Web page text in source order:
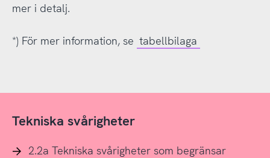
mer i detalj.
*) För mer information, se tabellbilaga
Tekniska svårigheter
2.2a Tekniska svårigheter som begränsar